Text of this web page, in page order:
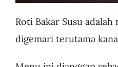
Roti Bakar Susu adalah
digemari terutama